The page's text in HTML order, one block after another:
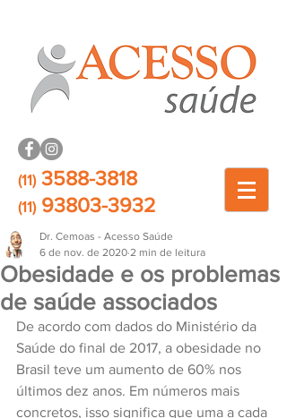
(11)3588-3818
(11)93803-3932
Obesidade e os problemas
de saúde associados
Dr. Cemoas - Acesso Saúde
6 de nov. de 2020 2 min de leitura
De acordo com dados do Ministério da
Saúde do final de 2017, a obesidade no
Brasil teve um aumento de 60% nos
últimos dez anos. Em números mais
concretos, isso significa que uma a cada